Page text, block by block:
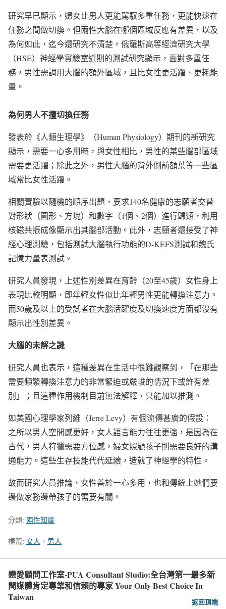
研究早已顯示，婦女比男人更能駕馭多重任務，更能快速在
任務之間做切換。但兩性大腦在哪個區域反應有差異，以及
為何如此，迄今還研究不清楚。俄羅斯高等經濟研究大學
（HSE）神經學實驗室近期的測試研究顯示，面對多重任
務，男性需調用大腦的額外區域，且比女性更活躍、更耗能
量。
為何男人不擅切換任務
發表於《人類生理學》（Human Physiology）期刊的新研究
顯示，需要一心多用時，與女性相比，男性的某些腦部區域
需要更活躍；除此之外，男性大腦的背外側前額葉等一些區
域常比女性活躍。
相關實驗以隨機的順序出題，要求140名健康的志願者交替
對形狀（圓形、方塊）和數字（1個、2個）進行歸類，利用
核磁共振成像顯示出其腦部活動。此外，志願者還接受了神
經心理測驗，包括測試大腦執行功能的D-KEFS測試和魏氏
記憶力量表測試。
研究人員發現，上述性別差異在育齡（20至45歲）女性身上
表現比較明顯，即年輕女性似比年輕男性更能轉換注意力。
而50歲及以上的受試者在大腦活躍度及切換速度方面都沒有
顯示出性別差異。
大腦的未解之謎
研究人員也表示，這種差異在生活中很難觀察到，「在那些
需要頻繁轉換注意力的非常緊迫或嚴峻的情況下或許有差
別」；且這種作用機制目前無法解釋，只能加以推測。
如美國心理學家列維（Jerre Levy）有個流傳甚廣的假設：
之所以男人空間感更好，女人語言能力往往更強，是因為在
古代，男人狩獵需要方位感，婦女照顧孩子則需要良好的溝
通能力。這些生存技能代代延續，造就了神經學的特性。
故而研究人員推論，女性善於一心多用，也和傳統上她們要
邊做家務邊帶孩子的需要有關。
分類: 兩性知識
標籤: 女人 、 男人
戀愛顧問工作室-PUA Consultant Studio:全台灣第一最多新
聞媒體肯定專業和信賴的專家 Your Only Best Choice In
Taiwan
返回頂端